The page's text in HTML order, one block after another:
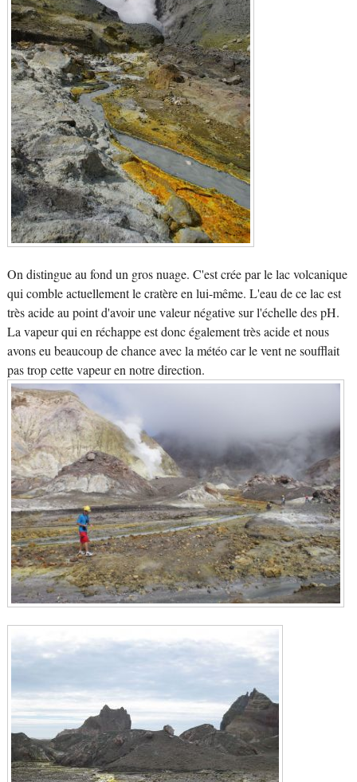
On distingue au fond un gros nuage. C'est crée par le lac volcanique
qui comble actuellement le cratère en lui-même. L'eau de ce lac est
très acide au point d'avoir une valeur négative sur l'échelle des pH.
La vapeur qui en réchappe est donc également très acide et nous
avons eu beaucoup de chance avec la météo car le vent ne soufflait
pas trop cette vapeur en notre direction.